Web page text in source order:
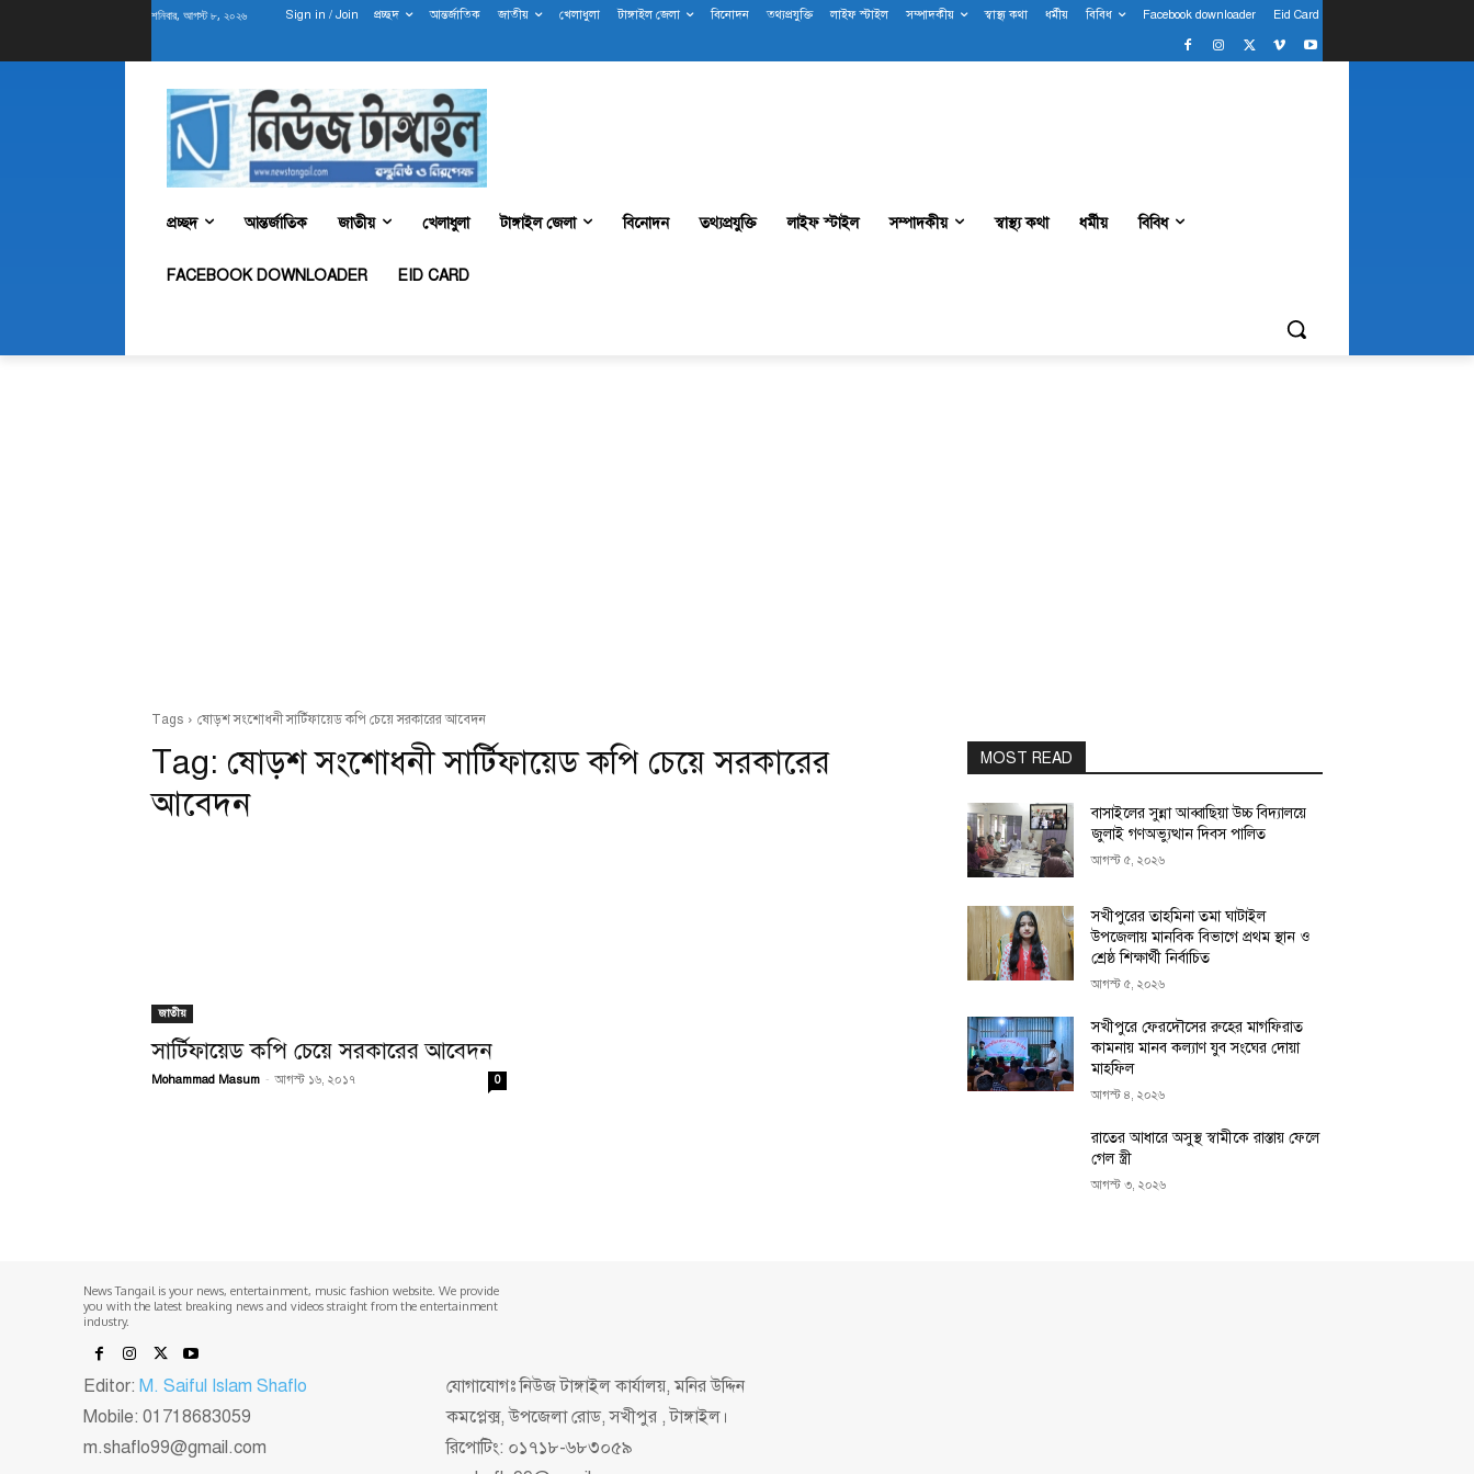
শনিবার, আগস্ট ৮, ২০২৬ Sign in / Join প্রচ্ছদ আন্তর্জাতিক জাতীয় খেলাধুলা টাঙ্গাইল জেলা বিনোদন তথ্যপ্রযুক্তি লাইফ স্টাইল সম্পাদকীয় স্বাস্থ্য কথা ধর্মীয় বিবিধ Facebook downloader Eid Card
প্রচ্ছদ আন্তর্জাতিক জাতীয় খেলাধুলা টাঙ্গাইল জেলা বিনোদন তথ্যপ্রযুক্তি লাইফ স্টাইল সম্পাদকীয় স্বাস্থ্য কথা ধর্মীয় বিবিধ
FACEBOOK DOWNLOADER EID CARD
Tags ষোড়শ সংশোধনী সার্টিফায়েড কপি চেয়ে সরকারের আবেদন
Tag: ষোড়শ সংশোধনী সার্টিফায়েড কপি চেয়ে সরকারের
আবেদন
জাতীয়
সার্টিফায়েড কপি চেয়ে সরকারের আবেদন
Mohammad Masum - আগস্ট ১৬, ২০১৭ 0
MOST READ
বাসাইলের সুন্না আব্বাছিয়া উচ্চ বিদ্যালয়ে
জুলাই গণঅভ্যুত্থান দিবস পালিত
আগস্ট ৫, ২০২৬
সখীপুরের তাহমিনা তমা ঘাটাইল
উপজেলায় মানবিক বিভাগে প্রথম স্থান ও
শ্রেষ্ঠ শিক্ষার্থী নির্বাচিত
আগস্ট ৫, ২০২৬
সখীপুরে ফেরদৌসের রুহের মাগফিরাত
কামনায় মানব কল্যাণ যুব সংঘের দোয়া
মাহফিল
আগস্ট ৪, ২০২৬
রাতের আধারে অসুস্থ স্বামীকে রাস্তায় ফেলে
গেল স্ত্রী
আগস্ট ৩, ২০২৬
News Tangail is your news, entertainment, music fashion website. We provide
you with the latest breaking news and videos straight from the entertainment
industry.
Editor: M. Saiful Islam Shaflo
Mobile: 01718683059
m.shaflo99@gmail.com
যোগাযোগঃ নিউজ টাঙ্গাইল কার্যালয়, মনির উদ্দিন
কমপ্লেক্স, উপজেলা রোড, সখীপুর , টাঙ্গাইল।
রিপোটিং: ০১৭১৮-৬৮৩০৫৯